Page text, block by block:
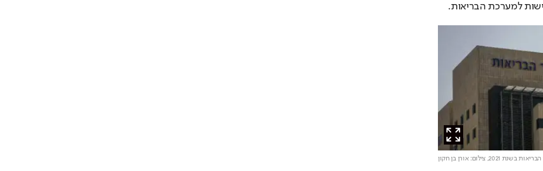
למערכת הבריאות.
צילום: אורן בן חקון